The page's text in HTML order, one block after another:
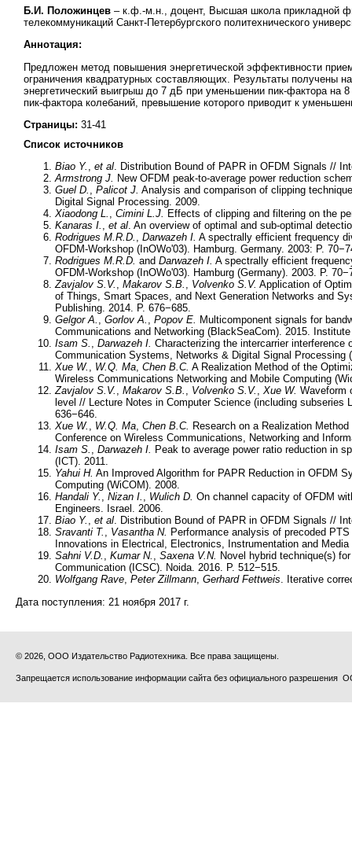
Б.И. Положинцев – к.ф.-м.н., доцент, Высшая школа прикладной
телекоммуникаций Санкт-Петербургского политехнического
Аннотация:
Предложен метод повышения энергетической эффективности
ограничения квадратурных составляющих. Результаты получены
энергетический выигрыш до 7 дБ при уменьшении пик-фактора на
пик-фактора колебаний, превышение которого приводит к
Страницы: 31-41
Список источников
Biao Y. , et al. Distribution Bound of PAPR in OFDM Signals //
Armstrong J. New OFDM peak-to-average power reduction
Guel D. , Palicot J. Analysis and comparison of clipping
Digital Signal Processing. 2009.
Xiaodong L. , Cimini L.J. Effects of clipping and filtering on the
Kanaras I. , et al. An overview of optimal and sub-optimal
Rodrigues M.R.D. , Darwazeh I. A spectrally efficient frequency
OFDM-Workshop (InOWo'03). Hamburg. Germany. 2003: P.
Rodrigues M.R.D. and Darwazeh I. A spectrally efficient
OFDM-Workshop (InOWo'03). Hamburg (Germany). 2003. P.
Zavjalov S.V. , Makarov S.B. , Volvenko S.V. Application of
of Things, Smart Spaces, and Next Generation Networks and
Publishing. 2014. P. 676−685.
Gelgor A. , Gorlov A. , Popov E. Multicomponent signals for
Communications and Networking (BlackSeaCom). 2015.
Isam S. , Darwazeh I. Characterizing the intercarrier
Communication Systems, Networks & Digital Signal Processing
Xue W. , W.Q. Ma, Chen B.C. A Realization Method of the
Wireless Communications Networking and Mobile Computing
Zavjalov S.V. , Makarov S.B. , Volvenko S.V. , Xue W. Waveform
level // Lecture Notes in Computer Science (including
636−646.
Xue W. , W.Q. Ma, Chen B.C. Research on a Realization
Conference on Wireless Communications, Networking and
Isam S. , Darwazeh I. Peak to average power ratio reduction in
(ICT). 2011.
Yahui H. An Improved Algorithm for PAPR Reduction in OFDM
Computing (WiCOM). 2008.
Handali Y. , Nizan I. , Wulich D. On channel capacity of OFDM
Engineers. Israel. 2006.
Biao Y. , et al. Distribution Bound of PAPR in OFDM Signals //
Sravanti T. , Vasantha N. Performance analysis of precoded
Innovations in Electrical, Electronics, Instrumentation and
Sahni V.D. , Kumar N. , Saxena V.N. Novel hybrid technique(s)
Communication (ICSC). Noida. 2016. P. 512−515.
Wolfgang Rave, Peter Zillmann, Gerhard Fettweis. Iterative
Дата поступления: 21 ноября 2017 г.
© 2026, ООО Издательство Радиотехника. Все права защищены.
Запрещается использование информации сайта без официального разрешения